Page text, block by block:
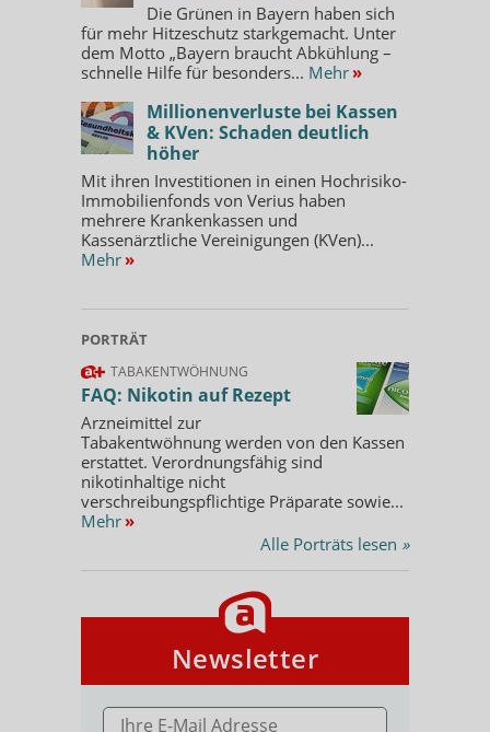
Die Grünen in Bayern haben sich
für mehr Hitzeschutz starkgemacht. Unter
dem Motto „Bayern braucht Abkühlung –
schnelle Hilfe für besonders... Mehr »
Millionenverluste bei Kassen
& KVen: Schaden deutlich
höher
Mit ihren Investitionen in einen Hochrisiko-
Immobilienfonds von Verius haben
mehrere Krankenkassen und
Kassenärztliche Vereinigungen (KVen)...
Mehr »
PORTRÄT
TABAKENTWÖHNUNG
FAQ: Nikotin auf Rezept
Arzneimittel zur
Tabakentwöhnung werden von den Kassen
erstattet. Verordnungsfähig sind
nikotinhaltige nicht
verschreibungspflichtige Präparate sowie...
Mehr »
Alle Porträts lesen »
Newsletter
E-MAIL ADRESSE